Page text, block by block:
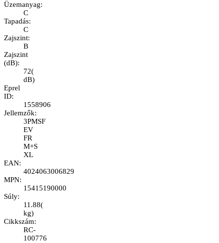
Üzemanyag:
C
Tapadás:
C
Zajszint:
B
Zajszint
(dB):
72(
dB)
Eprel
ID:
1558906
Jellemzők:
3PMSF
EV
FR
M+S
XL
EAN:
4024063006829
MPN:
15415190000
Súly:
11.88(
kg)
Cikkszám:
RC-
100776